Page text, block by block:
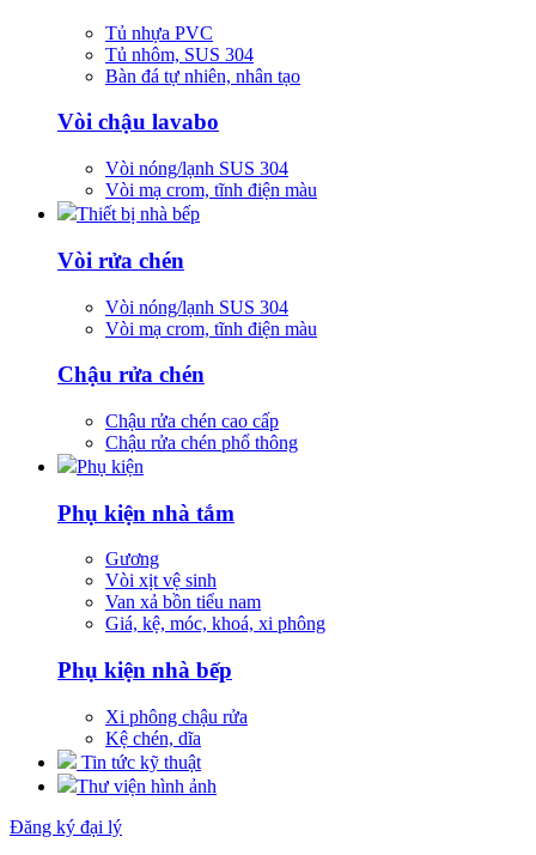
Tủ nhựa PVC
Tủ nhôm, SUS 304
Bàn đá tự nhiên, nhân tạo
Vòi chậu lavabo
Vòi nóng/lạnh SUS 304
Vòi mạ crom, tĩnh điện màu
Thiết bị nhà bếp
Vòi rửa chén
Vòi nóng/lạnh SUS 304
Vòi mạ crom, tĩnh điện màu
Chậu rửa chén
Chậu rửa chén cao cấp
Chậu rửa chén phổ thông
Phụ kiện
Phụ kiện nhà tắm
Gương
Vòi xịt vệ sinh
Van xả bồn tiểu nam
Giá, kệ, móc, khoá, xi phông
Phụ kiện nhà bếp
Xi phông chậu rửa
Kệ chén, dĩa
Tin tức kỹ thuật
Thư viện hình ảnh
Đăng ký đại lý